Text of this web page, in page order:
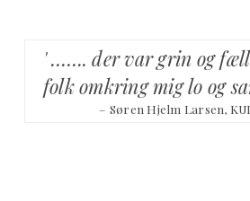
' ……. der var grin og
folk omkring mig lo og
– Søren Hjelm Larsen,